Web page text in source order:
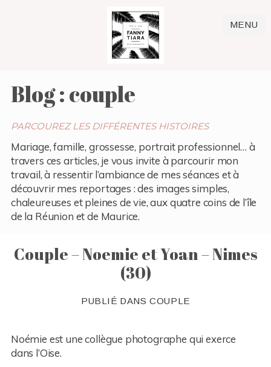
MENU
Blog : couple
PARCOUREZ LES DIFFÉRENTES HISTOIRES
Mariage, famille, grossesse, portrait professionnel… à
travers ces articles, je vous invite à parcourir mon
travail, à ressentir l’ambiance de mes séances et à
découvrir mes reportages : des images simples,
chaleureuses et pleines de vie, aux quatre coins de l’île
de la Réunion et de Maurice.
Couple – Noemie et Yoan – Nimes
(30)
PUBLIÉ DANSCOUPLE
Noémie est une collègue photographe qui exerce
dans l’Oise.